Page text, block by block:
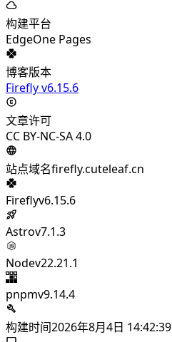
构建平台
EdgeOne Pages
博客版本
Firefly v6.15.6
文章许可
CC BY-NC-SA 4.0
站点域名firefly.cuteleaf.cn
Fireflyv6.15.6
Astrov7.1.3
Nodev22.21.1
pnpmv9.14.4
构建时间2026年8月4日 14:42:39